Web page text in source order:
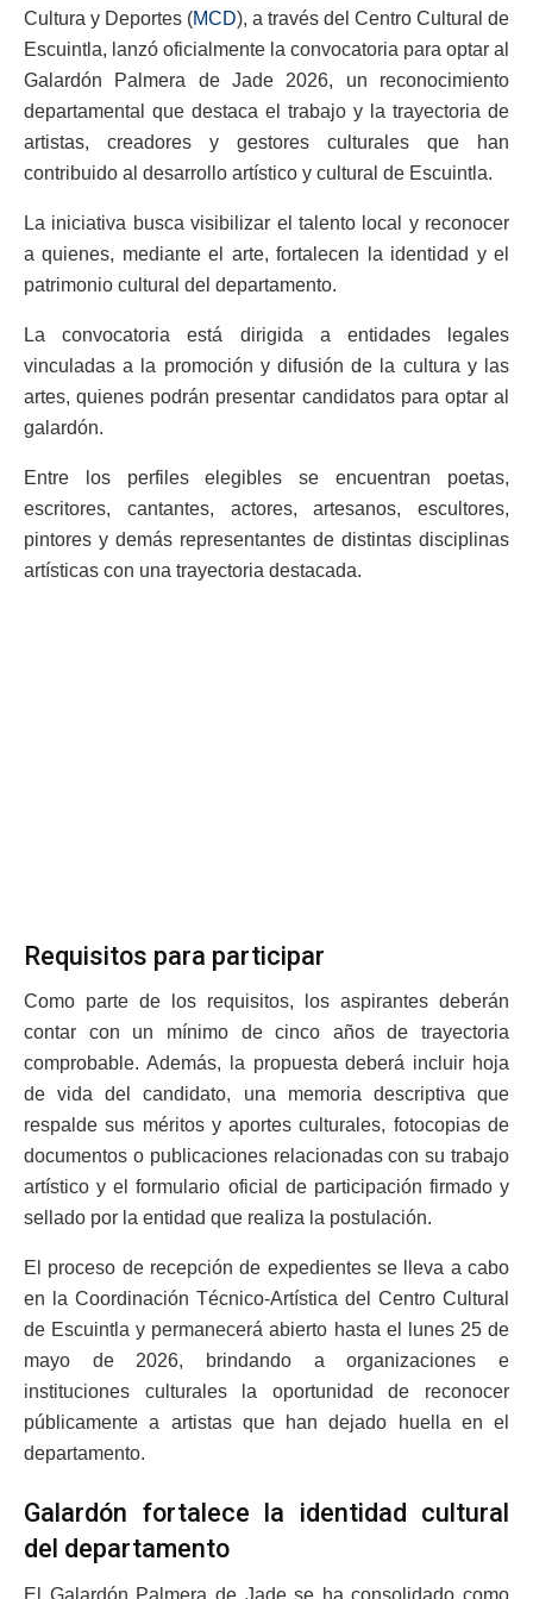
Cultura y Deportes (MCD), a través del Centro Cultural de
Escuintla, lanzó oficialmente la convocatoria para optar al
Galardón Palmera de Jade 2026, un reconocimiento
departamental que destaca el trabajo y la trayectoria de
artistas, creadores y gestores culturales que han
contribuido al desarrollo artístico y cultural de Escuintla.
La iniciativa busca visibilizar el talento local y reconocer
a quienes, mediante el arte, fortalecen la identidad y el
patrimonio cultural del departamento.
La convocatoria está dirigida a entidades legales
vinculadas a la promoción y difusión de la cultura y las
artes, quienes podrán presentar candidatos para optar al
galardón.
Entre los perfiles elegibles se encuentran poetas,
escritores, cantantes, actores, artesanos, escultores,
pintores y demás representantes de distintas disciplinas
artísticas con una trayectoria destacada.
Requisitos para participar
Como parte de los requisitos, los aspirantes deberán
contar con un mínimo de cinco años de trayectoria
comprobable. Además, la propuesta deberá incluir hoja
de vida del candidato, una memoria descriptiva que
respalde sus méritos y aportes culturales, fotocopias de
documentos o publicaciones relacionadas con su trabajo
artístico y el formulario oficial de participación firmado y
sellado por la entidad que realiza la postulación.
El proceso de recepción de expedientes se lleva a cabo
en la Coordinación Técnico-Artística del Centro Cultural
de Escuintla y permanecerá abierto hasta el lunes 25 de
mayo de 2026, brindando a organizaciones e
instituciones culturales la oportunidad de reconocer
públicamente a artistas que han dejado huella en el
departamento.
Galardón fortalece la identidad cultural
del departamento
El Galardón Palmera de Jade se ha consolidado como